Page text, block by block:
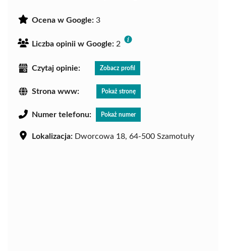
Ocena w Google: 3
Liczba opinii w Google: 2
Czytaj opinie: Zobacz profil
Strona www: Pokaż stronę
Numer telefonu: Pokaż numer
Lokalizacja: Dworcowa 18, 64-500 Szamotuły